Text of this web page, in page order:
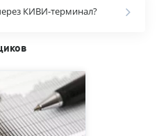
КИВИ-терминал?